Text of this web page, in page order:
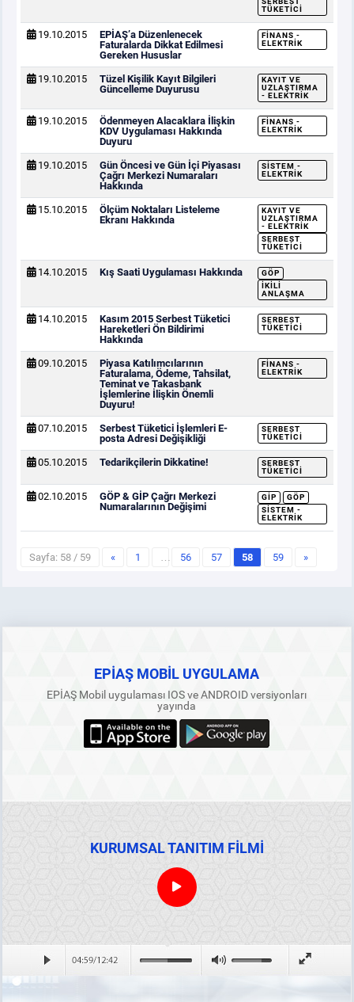
TÜKETICI
19.10.2015
EPİAŞ’a Düzenlenecek
Faturalarda Dikkat Edilmesi
Gereken Hususlar
FINANS -
ELEKTRIK
19.10.2015
Tüzel Kişilik Kayıt Bilgileri
Güncelleme Duyurusu
KAYIT VE
UZLAŞTIRMA
- ELEKTRIK
19.10.2015
Ödenmeyen Alacaklara İlişkin
KDV Uygulaması Hakkında
Duyuru
FINANS -
ELEKTRIK
19.10.2015
Gün Öncesi ve Gün İçi Piyasası
Çağrı Merkezi Numaraları
Hakkında
SISTEM -
ELEKTRIK
15.10.2015
Ölçüm Noktaları Listeleme
Ekranı Hakkında
KAYIT VE
UZLAŞTIRMA
- ELEKTRIK
SERBEST
TÜKETICI
14.10.2015 Kış Saati Uygulaması Hakkında
GÖP
İKILI
ANLAŞMA
14.10.2015
Kasım 2015 Serbest Tüketici
Hareketleri Ön Bildirimi
Hakkında
SERBEST
TÜKETICI
09.10.2015
Piyasa Katılımcılarının
Faturalama, Ödeme, Tahsilat,
Teminat ve Takasbank
İşlemlerine İlişkin Önemli
Duyuru!
FINANS -
ELEKTRIK
07.10.2015
Serbest Tüketici İşlemleri E-
posta Adresi Değişikliği
SERBEST
TÜKETICI
05.10.2015 Tedarikçilerin Dikkatine!
SERBEST
TÜKETICI
02.10.2015
GÖP & GİP Çağrı Merkezi
Numaralarının Değişimi
GİP
GÖP
SISTEM -
ELEKTRIK
Sayfa: 58 / 59 « 1 … 56 57 58 59 »
EPİAŞ MOBİL UYGULAMA
EPİAŞ Mobil uygulaması IOS ve ANDROID versiyonları
yayında
KURUMSAL TANITIM FİLMİ